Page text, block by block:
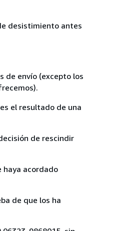
desistimiento antes
de envío (excepto los
el resultado de una
de rescindir
haya acordado
de que los ha